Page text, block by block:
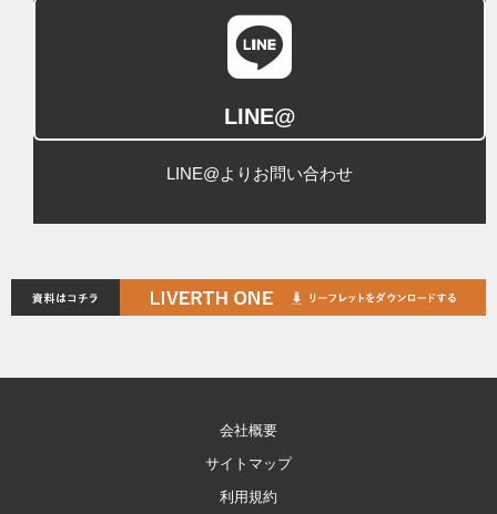
LINE@
LINE@よりお問い合わせ
会社概要
サイトマップ
利用規約